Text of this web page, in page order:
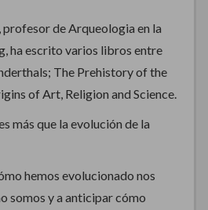
profesor de Arqueologia en la
ha escrito varios libros entre
The Prehistory of the
of Art, Religion and Science.
más que la evolución de la
hemos evolucionado nos
somos y a anticipar cómo